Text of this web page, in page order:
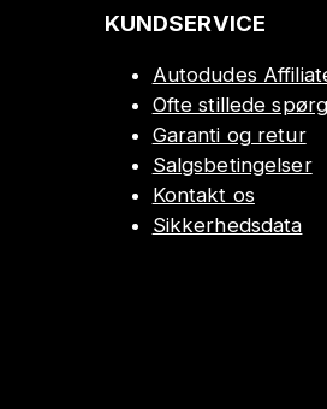
KUNDSERVICE
Autodudes
Ofte stillede
Garanti og retur
Salgsbetingelser
Kontakt os
Sikkerhedsdata